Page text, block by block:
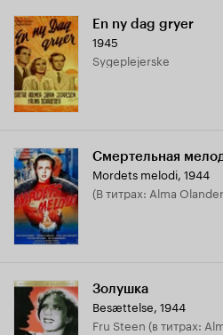
En ny dag gryer
1945
Sygeplejerske
Смертельная
Mordets melodi, 1944
(в титрах: Alma
Золушка
Besættelse, 1944
Fru Steen (в титрах: